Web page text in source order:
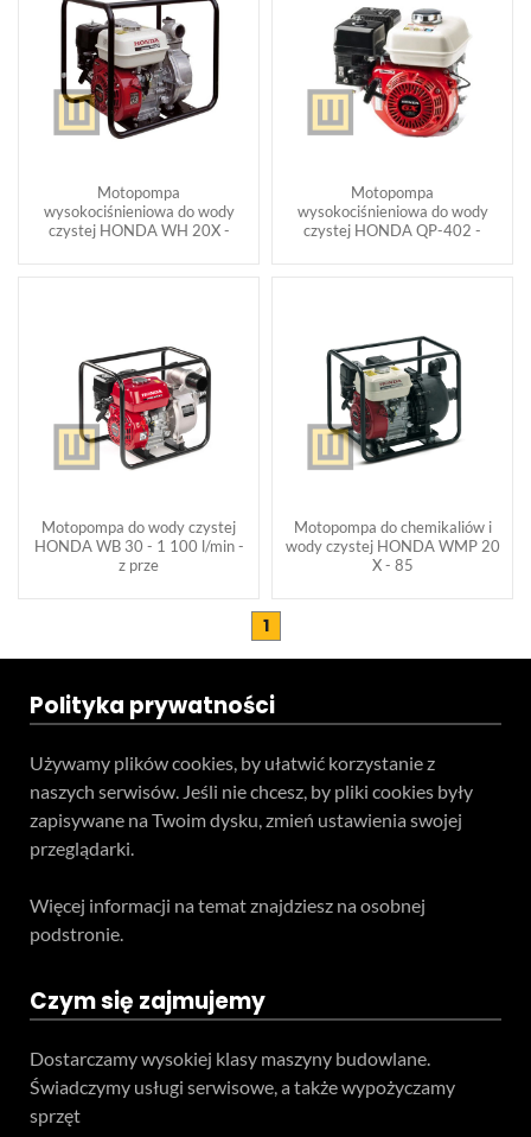
Motopompa
wysokociśnieniowa do wody
czystej HONDA WH 20X -
Motopompa
wysokociśnieniowa do wody
czystej HONDA QP-402 -
Motopompa do wody czystej
HONDA WB 30 - 1 100 l/min -
z prze
Motopompa do chemikaliów i
wody czystej HONDA WMP 20
X - 85
1
Polityka prywatności
Używamy plików cookies, by ułatwić korzystanie z
naszych serwisów. Jeśli nie chcesz, by pliki cookies były
zapisywane na Twoim dysku, zmień ustawienia swojej
przeglądarki.
Więcej informacji na temat znajdziesz na osobnej
podstronie.
Czym się zajmujemy
Dostarczamy wysokiej klasy maszyny budowlane.
Świadczymy usługi serwisowe, a także wypożyczamy
sprzęt